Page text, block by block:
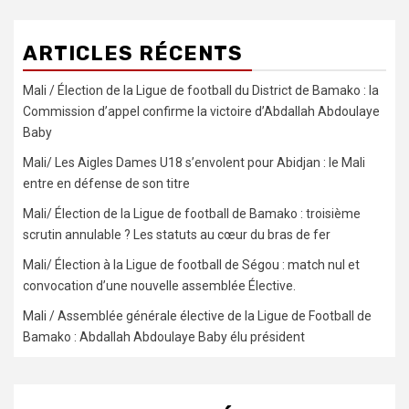
ARTICLES RÉCENTS
Mali / Élection de la Ligue de football du District de Bamako : la
Commission d’appel confirme la victoire d’Abdallah Abdoulaye
Baby
Mali/ Les Aigles Dames U18 s’envolent pour Abidjan : le Mali
entre en défense de son titre
Mali/ Élection de la Ligue de football de Bamako : troisième
scrutin annulable ? Les statuts au cœur du bras de fer
Mali/ Élection à la Ligue de football de Ségou : match nul et
convocation d’une nouvelle assemblée Élective.
Mali / Assemblée générale élective de la Ligue de Football de
Bamako : Abdallah Abdoulaye Baby élu président